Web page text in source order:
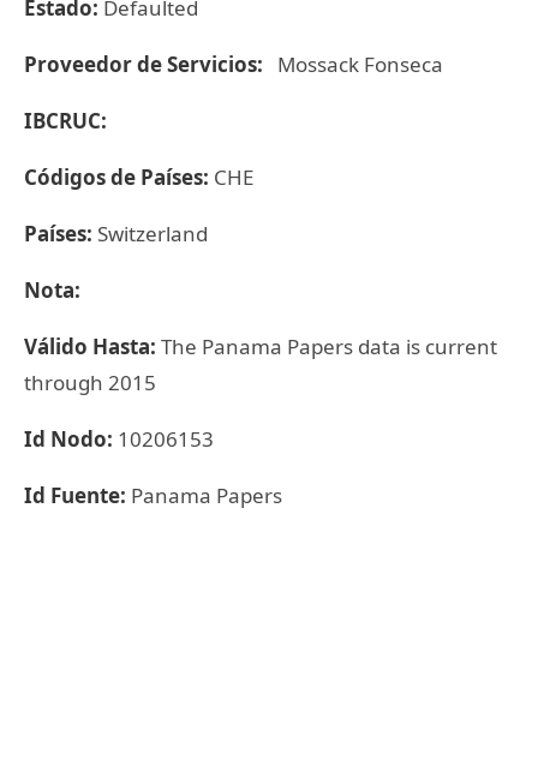
Estado: Defaulted
Proveedor de Servicios: Mossack Fonseca
IBCRUC:
Códigos de Países: CHE
Países: Switzerland
Nota:
Válido Hasta: The Panama Papers data is current
through 2015
Id Nodo: 10206153
Id Fuente: Panama Papers